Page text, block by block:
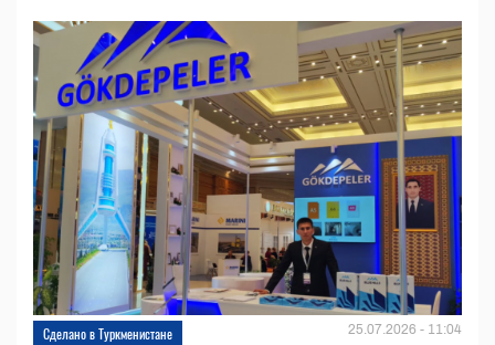
Сделано в Туркменистане 25.07.2026 - 11:04